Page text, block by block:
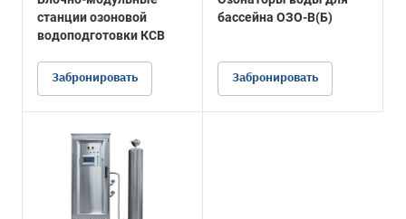
станции озоновой
водоподготовки КСВ
Забронировать
бассейна ОЗО-В(Б)
Забронировать